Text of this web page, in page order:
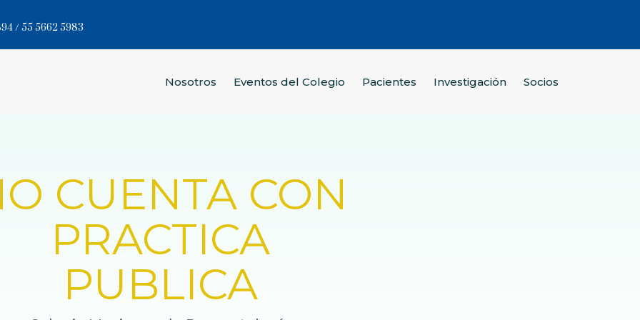
/ 55 5662 5983
Nosotros Eventos del Colegio Pacientes Investigación Socios
CUENTA CON
PRACTICA
PUBLICA